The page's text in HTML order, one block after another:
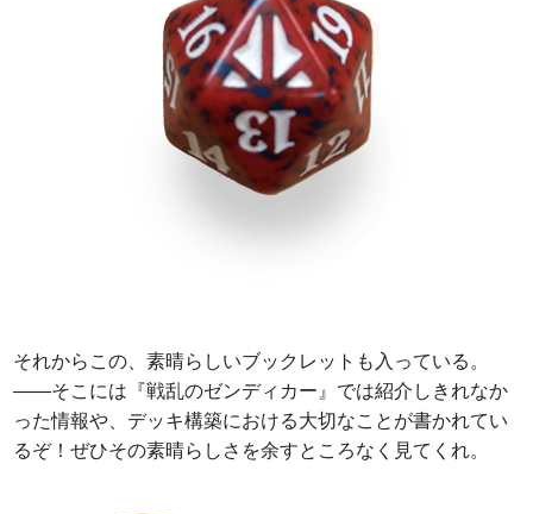
それからこの、素晴らしいブックレットも入っている。
――そこには『戦乱のゼンディカー』では紹介しきれなか
った情報や、デッキ構築における大切なことが書かれてい
るぞ！ぜひその素晴らしさを余すところなく見てくれ。